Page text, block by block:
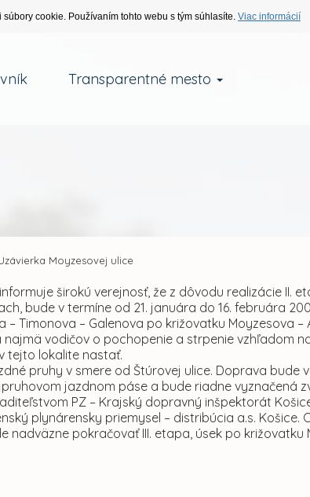
cookie. Používaním tohto webu s tým súhlasíte. Viac informácií
Transparentné mesto
Moyzesovej ulice
širokú verejnosť, že z dôvodu realizácie II.
bude v termíne od 21. januára do 16. februára
– Timonova – Galenova po križovatku Moyzesova
vodičov o pochopenie a strpenie vzhľadom
tejto lokalite nastať.
pruhy v smere od Štúrovej ulice. Doprava
jazdnom páse a bude riadne vyznačená
PZ – Krajský dopravný inšpektorát
plynárensky priemysel – distribúcia a.s. Košice.
nadväzne pokračovať III. etapa, úsek po križovatku